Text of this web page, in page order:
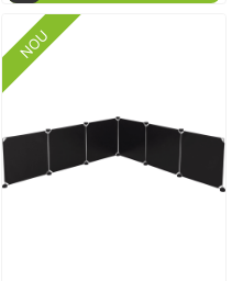
NOU